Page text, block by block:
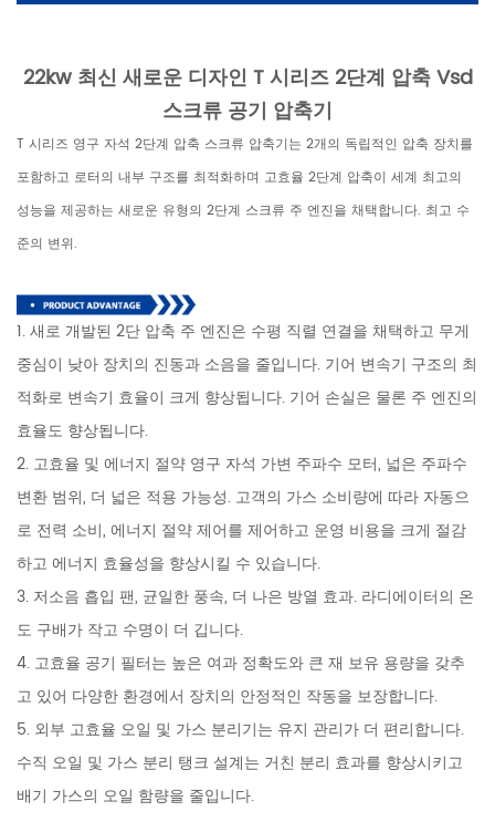
22kw 최신 새로운 디자인 T 시리즈 2단계 압축 Vsd
스크류 공기 압축기
T 시리즈 영구 자석 2단계 압축 스크류 압축기는 2개의 독립적인 압축 장치를
포함하고 로터의 내부 구조를 최적화하며 고효율 2단계 압축이 세계 최고의
성능을 제공하는 새로운 유형의 2단계 스크류 주 엔진을 채택합니다. 최고 수
준의 변위.
1. 새로 개발된 2단 압축 주 엔진은 수평 직렬 연결을 채택하고 무게
중심이 낮아 장치의 진동과 소음을 줄입니다. 기어 변속기 구조의 최
적화로 변속기 효율이 크게 향상됩니다. 기어 손실은 물론 주 엔진의
효율도 향상됩니다.
2. 고효율 및 에너지 절약 영구 자석 가변 주파수 모터, 넓은 주파수
변환 범위, 더 넓은 적용 가능성. 고객의 가스 소비량에 따라 자동으
로 전력 소비, 에너지 절약 제어를 제어하고 운영 비용을 크게 절감
하고 에너지 효율성을 향상시킬 수 있습니다.
3. 저소음 흡입 팬, 균일한 풍속, 더 나은 방열 효과. 라디에이터의 온
도 구배가 작고 수명이 더 깁니다.
4. 고효율 공기 필터는 높은 여과 정확도와 큰 재 보유 용량을 갖추
고 있어 다양한 환경에서 장치의 안정적인 작동을 보장합니다.
5. 외부 고효율 오일 및 가스 분리기는 유지 관리가 더 편리합니다.
수직 오일 및 가스 분리 탱크 설계는 거친 분리 효과를 향상시키고
배기 가스의 오일 함량을 줄입니다.